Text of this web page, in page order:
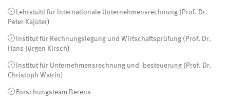
Lehrstuhl für Internationale Unternehmensrechnung (Prof. Dr.
Peter Kajüter)
Institut für Rechnungslegung und Wirtschaftsprüfung (Prof. Dr.
Hans-Jürgen Kirsch)
Institut für Unternehmensrechnung und -besteuerung (Prof. Dr.
Christoph Watrin)
Forschungsteam Berens